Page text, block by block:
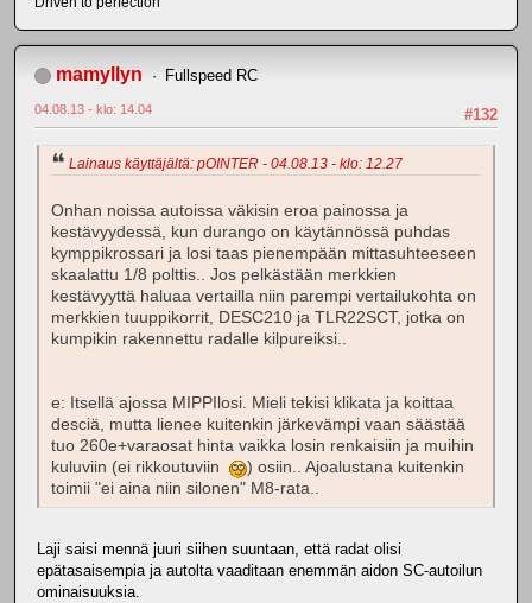
mamyllyn Fullspeed RC
#132
04.08.13 - klo: 14.04
Lainaus käyttäjältä: pOINTER - 04.08.13 - klo: 12.27
Onhan noissa autoissa väkisin eroa painossa ja
kestävyydessä, kun durango on käytännössä puhdas
kymppikrossari ja losi taas pienempään mittasuhteeseen
skaalattu 1/8 polttis.. Jos pelkästään merkkien
kestävyyttä haluaa vertailla niin parempi vertailukohta on
merkkien tuuppikorrit, DESC210 ja TLR22SCT, jotka on
kumpikin rakennettu radalle kilpureiksi..
e: Itsellä ajossa MIPPIlosi. Mieli tekisi klikata ja koittaa
desciä, mutta lienee kuitenkin järkevämpi vaan säästää
tuo 260e+varaosat hinta vaikka losin renkaisiin ja muihin
kuluviin (ei rikkoutuviin
) osiin.. Ajoalustana kuitenkin
toimii "ei aina niin silonen" M8-rata..
Laji saisi mennä juuri siihen suuntaan, että radat olisi
epätasaisempia ja autolta vaaditaan enemmän aidon SC-autoilun
ominaisuuksia.